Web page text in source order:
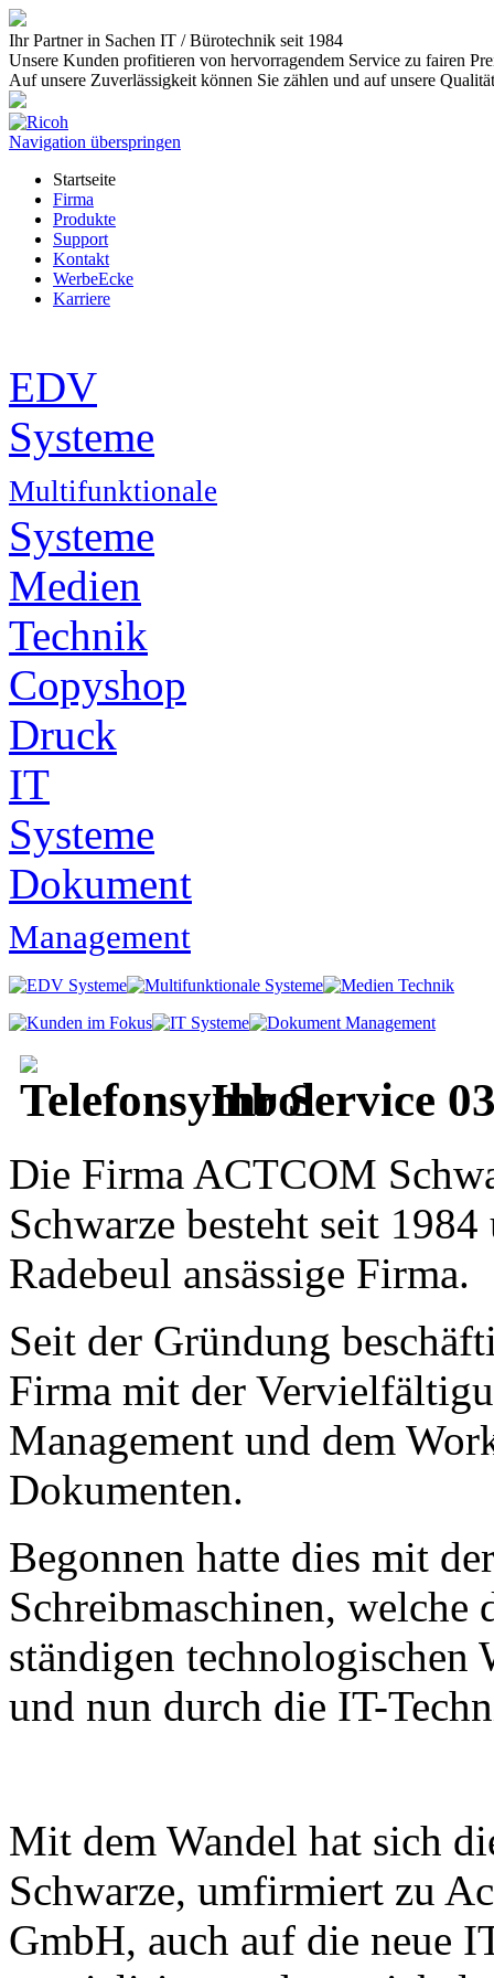
Ihr Partner in Sachen IT / Bürotechnik seit 1984
Unsere Kunden profitieren von hervorragendem Service zu fairen
Auf unsere Zuverlässigkeit können Sie zählen und auf unsere Qualität
Navigation überspringen
Startseite
Firma
Produkte
Support
Kontakt
WerbeEcke
Karriere
EDV
Systeme
Multifunktionale
Systeme
Medien
Technik
Copyshop
Druck
IT
Systeme
Dokument
Management
Ihr Service
Die Firma ACTCOM
Schwarze besteht seit
Radebeul ansässige Firma.
Seit der Gründung
Firma mit der
Management und dem
Dokumenten.
Begonnen hatte dies mit
Schreibmaschinen, welche
ständigen technologischen
und nun durch die IT-
Mit dem Wandel hat sich
Schwarze, umfirmiert zu
GmbH, auch auf die neue